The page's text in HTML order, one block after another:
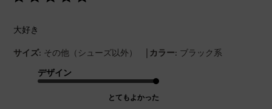
大好き
サイズ: その他（シューズ以外） | カラー: ブラック系
デザイン
とてもよかった